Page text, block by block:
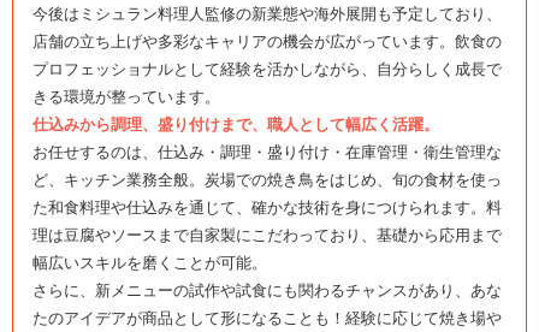
今後はミシュラン料理人監修の新業態や海外展開も予定しており、
店舗の立ち上げや多彩なキャリアの機会が広がっています。飲食の
プロフェッショナルとして経験を活かしながら、自分らしく成長で
きる環境が整っています。
仕込みから調理、盛り付けまで、職人として幅広く活躍。
お任せするのは、仕込み・調理・盛り付け・在庫管理・衛生管理な
ど、キッチン業務全般。炭場での焼き鳥をはじめ、旬の食材を使っ
た和食料理や仕込みを通じて、確かな技術を身につけられます。料
理は豆腐やソースまで自家製にこだわっており、基礎から応用まで
幅広いスキルを磨くことが可能。
さらに、新メニューの試作や試食にも関わるチャンスがあり、あな
たのアイデアが商品として形になることも！経験に応じて焼き場や